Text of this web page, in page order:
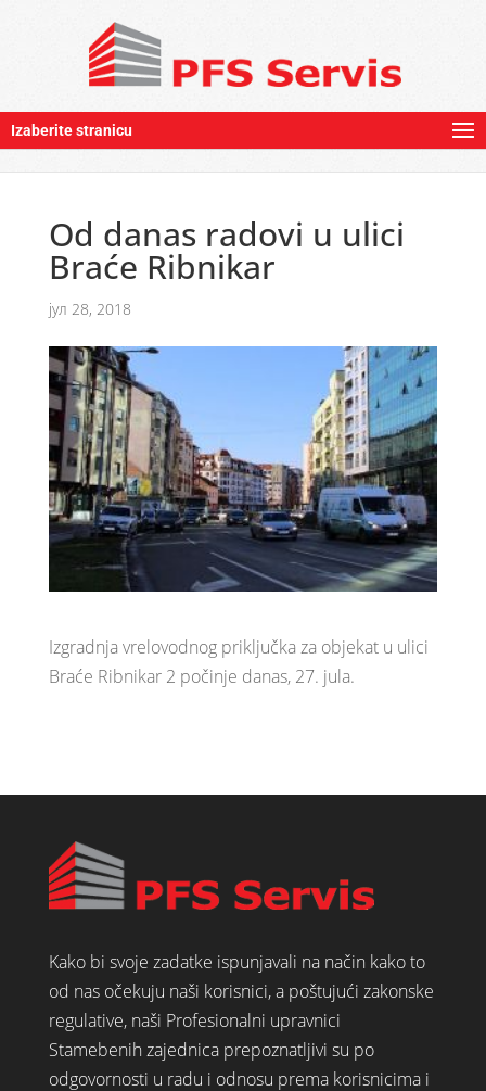
Izaberite stranicu
Od danas radovi u ulici
Braće Ribnikar
јул 28, 2018
Izgradnja vrelovodnog priključka za objekat u ulici
Braće Ribnikar 2 počinje danas, 27. jula.
Kako bi svoje zadatke ispunjavali na način kako to
od nas očekuju naši korisnici, a poštujući zakonske
regulative, naši Profesionalni upravnici
Stamebenih zajednica prepoznatljivi su po
odgovornosti u radu i odnosu prema korisnicima i